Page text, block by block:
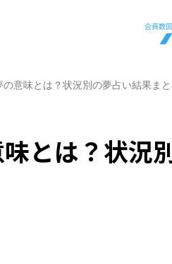
の意味とは？状況別の夢占い結果ま
とは？状況